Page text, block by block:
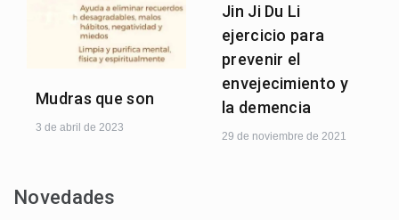
Mudras que son
3 de abril de 2023
Jin Ji Du Li
ejercicio para
prevenir el
envejecimiento y
la demencia
29 de noviembre de 2021
Novedades